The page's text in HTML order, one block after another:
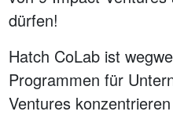
dürfen!
Hatch CoLab ist
Programmen für
Ventures